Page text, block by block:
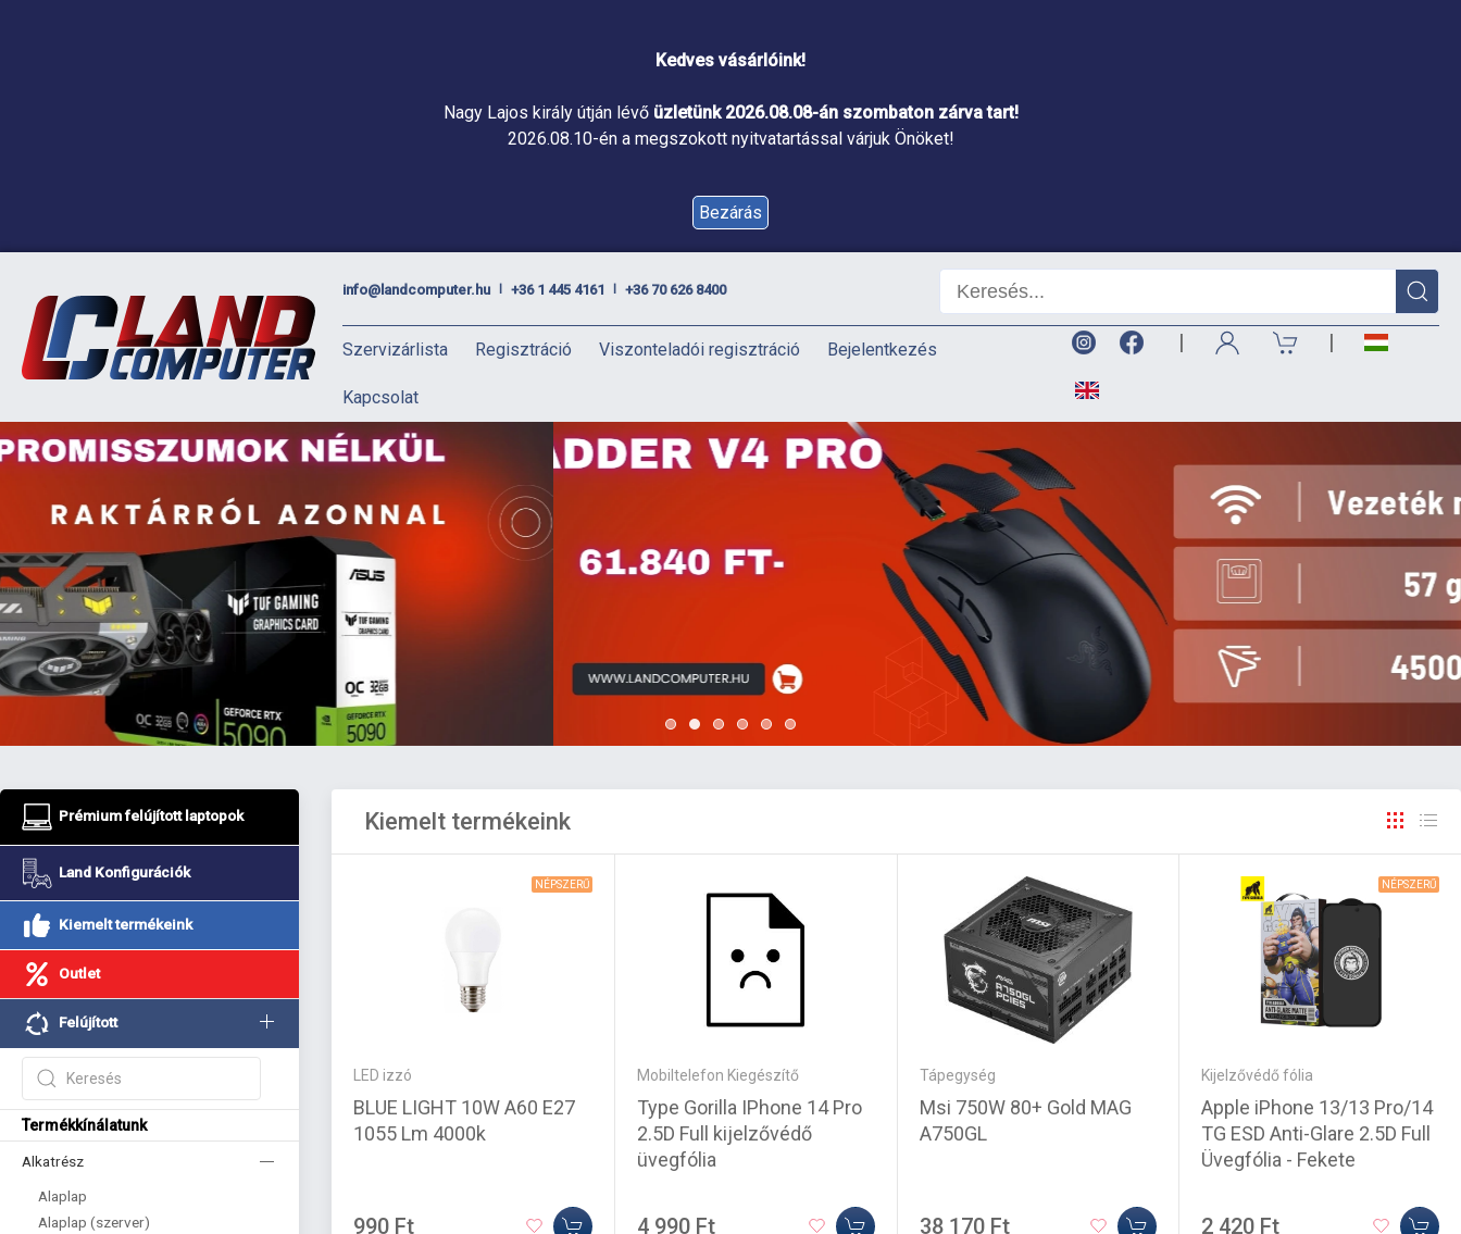
Kedves vásárlóink!
Nagy Lajos király útján lévő üzletünk 2026.08.08-án szombaton zárva tart!
2026.08.10-én a megszokott nyitvatartással várjuk Önöket!
Bezárás
info@landcomputer.hu +36 1 445 4161 +36 70 626 8400
Szervizárlista Regisztráció Viszonteladói regisztráció Bejelentkezés
Kapcsolat
| |
Prémium felújított laptopok
Land Konfigurációk
Kiemelt termékeink
Outlet
Felújított
Termékkínálatunk
Alkatrész
Alaplap
Alaplap (szerver)
Kiemelt termékeink
NÉPSZERŰ
LED izzó
BLUE LIGHT 10W A60 E27
1055 Lm 4000k
990 Ft
Mobiltelefon Kiegészítő
Type Gorilla IPhone 14 Pro
2.5D Full kijelzővédő
üvegfólia
4 990 Ft
Tápegység
Msi 750W 80+ Gold MAG
A750GL
38 170 Ft
NÉPSZERŰ
Kijelzővédő fólia
Apple iPhone 13/13 Pro/14
TG ESD Anti-Glare 2.5D Full
Üvegfólia - Fekete
2 420 Ft